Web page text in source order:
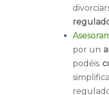
por un
podéis